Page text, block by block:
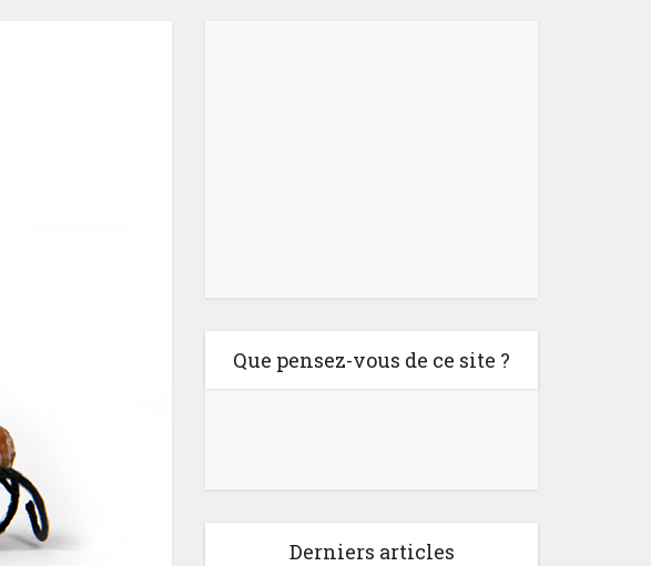
Que pensez-vous de ce site ?
Derniers articles